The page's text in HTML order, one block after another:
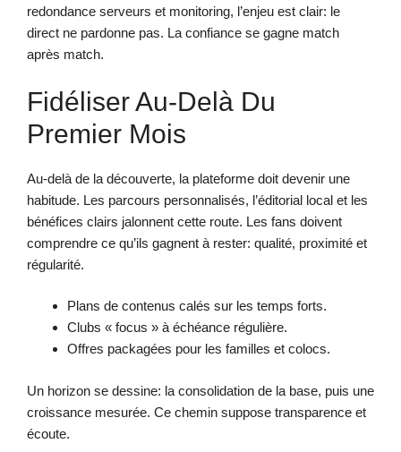
redondance serveurs et monitoring, l’enjeu est clair: le
direct ne pardonne pas. La confiance se gagne match
après match.
Fidéliser Au-Delà Du
Premier Mois
Au-delà de la découverte, la plateforme doit devenir une
habitude. Les parcours personnalisés, l’éditorial local et les
bénéfices clairs jalonnent cette route. Les fans doivent
comprendre ce qu’ils gagnent à rester: qualité, proximité et
régularité.
Plans de contenus calés sur les temps forts.
Clubs « focus » à échéance régulière.
Offres packagées pour les familles et colocs.
Un horizon se dessine: la consolidation de la base, puis une
croissance mesurée. Ce chemin suppose transparence et
écoute.